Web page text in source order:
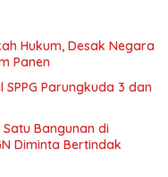
Hukum, Desak Negara
Panen
Parungkuda 3 dan
Satu Bangunan di
Diminta Bertindak